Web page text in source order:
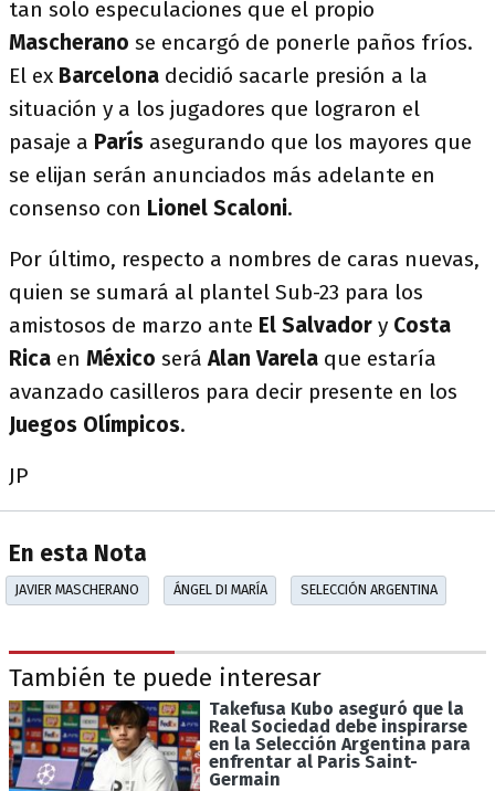
tan solo especulaciones que el propio
Mascherano se encargó de ponerle paños fríos.
El ex Barcelona decidió sacarle presión a la
situación y a los jugadores que lograron el
pasaje a París asegurando que los mayores que
se elijan serán anunciados más adelante en
consenso con Lionel Scaloni.
Por último, respecto a nombres de caras nuevas,
quien se sumará al plantel Sub-23 para los
amistosos de marzo ante El Salvador y Costa
Rica en México seráAlan Varela que estaría
avanzado casilleros para decir presente en los
Juegos Olímpicos.
JP
En esta Nota
JAVIER MASCHERANO ÁNGEL DI MARÍA SELECCIÓN ARGENTINA
También te puede interesar
Takefusa Kubo aseguró que la
Real Sociedad debe inspirarse
en la Selección Argentina para
enfrentar al Paris Saint-
Germain